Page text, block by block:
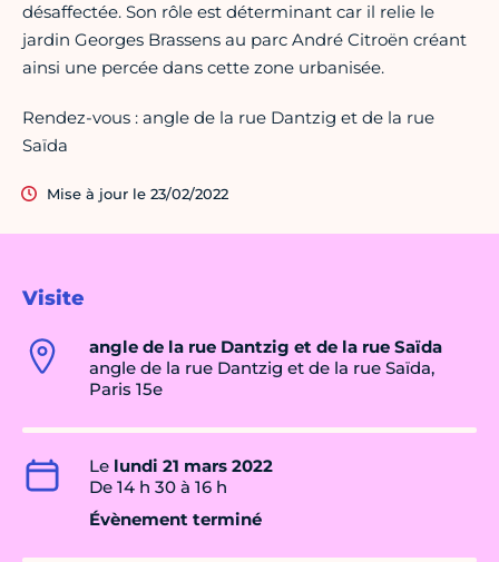
Visite
angle de la rue Dantzig et de la rue Saïda
angle de la rue Dantzig et de la rue Saïda,
Paris 15e
Le lundi 21 mars 2022
De 14 h 30 à 16 h
Évènement terminé
désaffectée. Son rôle est déterminant car il relie le
jardin Georges Brassens au parc André Citroën créant
ainsi une percée dans cette zone urbanisée.
Rendez-vous : angle de la rue Dantzig et de la rue
Saïda
Mise à jour le 23/02/2022